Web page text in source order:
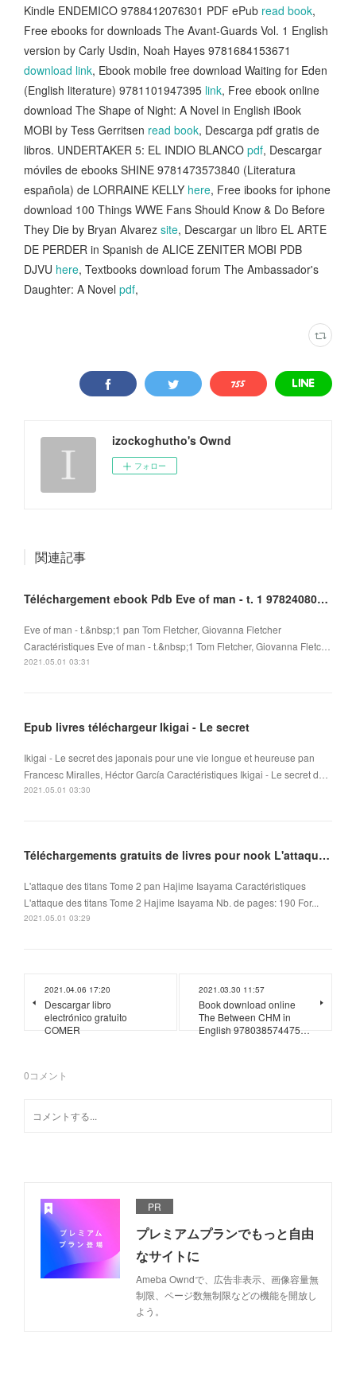
Kindle ENDEMICO 9788412076301 PDF ePub read book,
Free ebooks for downloads The Avant-Guards Vol. 1 English
version by Carly Usdin, Noah Hayes 9781684153671
download link, Ebook mobile free download Waiting for Eden
(English literature) 9781101947395 link, Free ebook online
download The Shape of Night: A Novel in English iBook
MOBI by Tess Gerritsen read book, Descarga pdf gratis de
libros. UNDERTAKER 5: EL INDIO BLANCO pdf, Descargar
móviles de ebooks SHINE 9781473573840 (Literatura
española) de LORRAINE KELLY here, Free ibooks for iphone
download 100 Things WWE Fans Should Know & Do Before
They Die by Bryan Alvarez site, Descargar un libro EL ARTE
DE PERDER in Spanish de ALICE ZENITER MOBI PDB
DJVU here, Textbooks download forum The Ambassador's
Daughter: A Novel pdf,
izockoghutho's Ownd
フォロー
関連記事
Téléchargement ebook Pdb Eve of man - t. 1 9782408010096 DJVU
Eve of man - t.&nbsp;1 pan Tom Fletcher, Giovanna Fletcher
Caractéristiques Eve of man - t.&nbsp;1 Tom Fletcher, Giovanna Fletc…
2021.05.01 03:31
Epub livres téléchargeur Ikigai - Le secret
Ikigai - Le secret des japonais pour une vie longue et heureuse pan
Francesc Miralles, Héctor García Caractéristiques Ikigai - Le secret d…
2021.05.01 03:30
Téléchargements gratuits de livres pour nook L'attaque des titans Tome 2 (Litterature Francaise)
L'attaque des titans Tome 2 pan Hajime Isayama Caractéristiques
L'attaque des titans Tome 2 Hajime Isayama Nb. de pages: 190 For...
2021.05.01 03:29
2021.04.06 17:20
Descargar libro
electrónico gratuito
COMER
2021.03.30 11:57
Book download online
The Between CHM in
English 978038574475…
0コメント
PR
プレミアムプランでもっと自由
なサイトに
Ameba Owndで、広告非表示、画像容量無
制限、ページ数無制限などの機能を開放し
よう。